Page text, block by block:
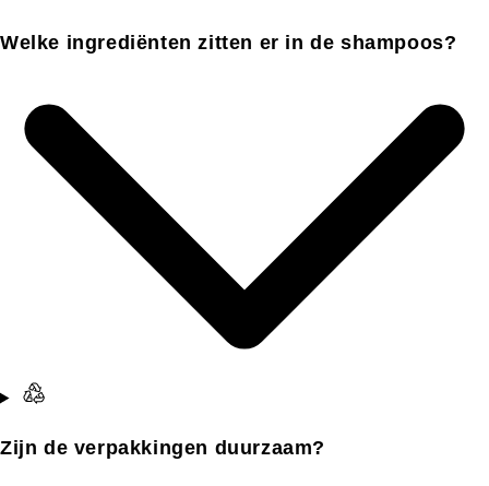
Welke ingrediënten zitten er in de shampoos?
Zijn de verpakkingen duurzaam?